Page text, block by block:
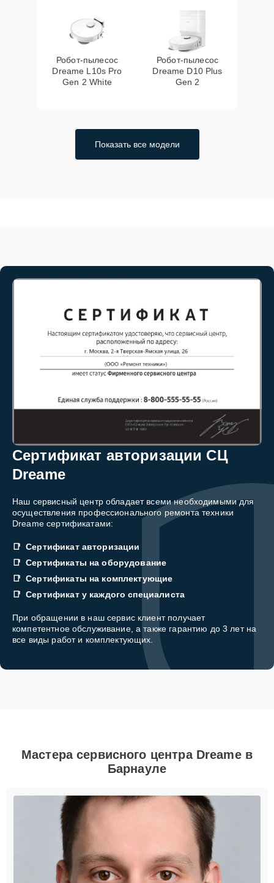
Робот-пылесос
Dreame L10s Pro
Gen 2 White
Робот-пылесос
Dreame D10 Plus
Gen 2
Показать все модели
Сертификат авторизации СЦ
Dreame
Наш сервисный центр обладает всеми необходимыми для
осуществления профессионального ремонта техники
Dreame сертификатами:
Сертификат авторизации
Сертификаты на оборудование
Сертификаты на комплектующие
Сертификат у каждого специалиста
При обращении в наш сервис клиент получает
компетентное обслуживание, а также гарантию до 3 лет на
все виды работ и комплектующих.
Мастера сервисного центра Dreame в
Барнауле